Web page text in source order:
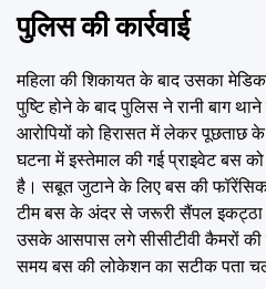
पुलिस की कार्रवाई
महिला की शिकायत के बाद उसका
पुष्टि होने के बाद पुलिस ने रानी बाग
आरोपियों को हिरासत में लेकर पूछताछ के
घटना में इस्तेमाल की गई प्राइवेट बस
है। सबूत जुटाने के लिए बस की
टीम बस के अंदर से जरूरी सैंपल
उसके आसपास लगे सीसीटीवी कैमरों
समय बस की लोकेशन का सटीक पता